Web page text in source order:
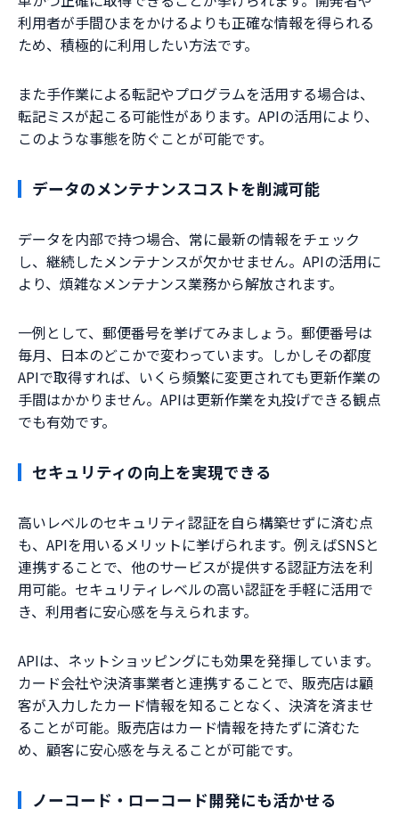
利用者が手間ひまをかけるよりも正確な情報を得られる
ため、積極的に利用したい方法です。
また手作業による転記やプログラムを活用する場合は、
転記ミスが起こる可能性があります。APIの活用により、
このような事態を防ぐことが可能です。
データのメンテナンスコストを削減可能
データを内部で持つ場合、常に最新の情報をチェック
し、継続したメンテナンスが欠かせません。APIの活用に
より、煩雑なメンテナンス業務から解放されます。
一例として、郵便番号を挙げてみましょう。郵便番号は
毎月、日本のどこかで変わっています。しかしその都度
APIで取得すれば、いくら頻繁に変更されても更新作業の
手間はかかりません。APIは更新作業を丸投げできる観点
でも有効です。
セキュリティの向上を実現できる
高いレベルのセキュリティ認証を自ら構築せずに済む点
も、APIを用いるメリットに挙げられます。例えばSNSと
連携することで、他のサービスが提供する認証方法を利
用可能。セキュリティレベルの高い認証を手軽に活用で
き、利用者に安心感を与えられます。
APIは、ネットショッピングにも効果を発揮しています。
カード会社や決済事業者と連携することで、販売店は顧
客が入力したカード情報を知ることなく、決済を済ませ
ることが可能。販売店はカード情報を持たずに済むた
め、顧客に安心感を与えることが可能です。
ノーコード・ローコード開発にも活かせる